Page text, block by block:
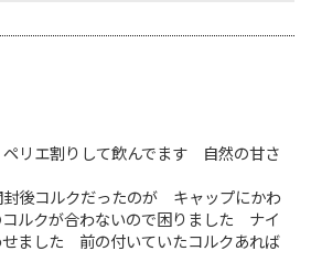
リエ割りして飲んでます 自然の甘さ
後コルクだったのが キャップにかわ
ルクが合わないので困りました ナイ
せました 前の付いていたコルクあれば